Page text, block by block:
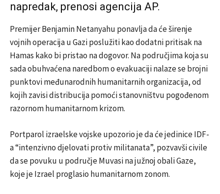
napredak, prenosi agencija AP.
Premijer Benjamin Netanyahu ponavlja da će širenje
vojnih operacija u Gazi poslužiti kao dodatni pritisak na
Hamas kako bi pristao na dogovor. Na područjima koja su
sada obuhvaćena naredbom o evakuaciji nalaze se brojni
punktovi međunarodnih humanitarnih organizacija, od
kojih zavisi distribucija pomoći stanovništvu pogođenom
razornom humanitarnom krizom.
Portparol izraelske vojske upozorio je da će jedinice IDF-
a “intenzivno djelovati protiv militanata”, pozvavši civile
da se povuku u područje Muvasi na južnoj obali Gaze,
koje je Izrael proglasio humanitarnom zonom.